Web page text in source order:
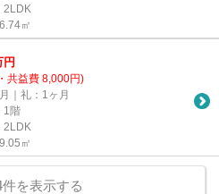
2LDK
㎡
円
共益費 8,000円)
｜礼：1ヶ月
1階
2LDK
㎡
を表示する